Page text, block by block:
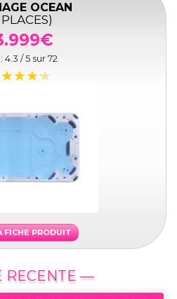
OCEAN
4.3 / 5 sur72
FICHE PRODUIT
RECENTE —